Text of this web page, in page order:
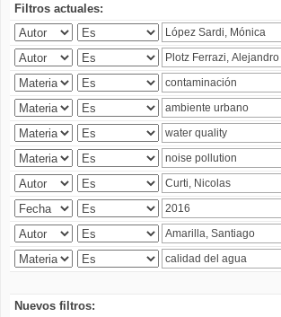
Filtros actuales:
Nuevos filtros: